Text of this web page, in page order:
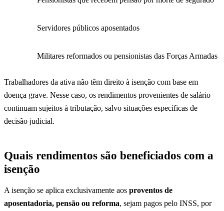
Servidores públicos aposentados
Militares reformados ou pensionistas das Forças Armadas
Trabalhadores da ativa não têm direito à isenção com base em
doença grave. Nesse caso, os rendimentos provenientes de salário
continuam sujeitos à tributação, salvo situações específicas de
decisão judicial.
Quais rendimentos são beneficiados com a
isenção
A isenção se aplica exclusivamente aos proventos de
aposentadoria, pensão ou reforma, sejam pagos pelo INSS, por